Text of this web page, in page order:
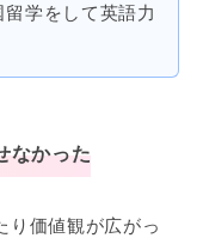
学をして英語力
なかった
り価値観が広がっ